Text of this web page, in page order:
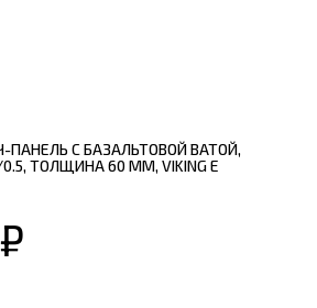
ПАНЕЛЬ С БАЗАЛЬТОВОЙ ВАТОЙ,
ТОЛЩИНА 60 ММ, VIKING E
₽